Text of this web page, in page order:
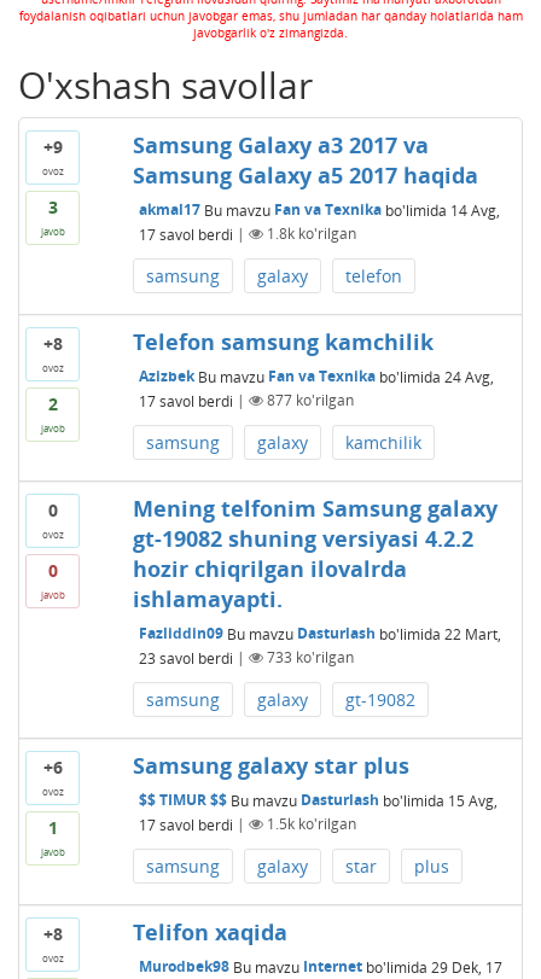
foydalanish oqibatlari uchun javobgar emas, shu jumladan har qanday holatlarida ham
javobgarlik o'z zimangizda.
O'xshash savollar
+9
ovoz
3
javob
Samsung Galaxy a3 2017 va
Samsung Galaxy a5 2017 haqida
akmal17 Bu mavzu Fan va Texnikabo'limida 14 Avg,
17 savol berdi | 1.8kko'rilgan
samsung galaxy telefon
+8
ovoz
2
javob
Telefon samsung kamchilik
Azizbek Bu mavzu Fan va Texnikabo'limida 24 Avg,
17 savol berdi | 877ko'rilgan
samsung galaxy kamchilik
0
ovoz
0
javob
Mening telfonim Samsung galaxy
gt-19082 shuning versiyasi 4.2.2
hozir chiqrilgan ilovalrda
ishlamayapti.
Fazliddin09 Bu mavzu Dasturlash bo'limida 22 Mart,
23 savol berdi | 733 ko'rilgan
samsung galaxy gt-19082
+6
ovoz
1
javob
Samsung galaxy star plus
$$ TIMUR $$ Bu mavzu Dasturlash bo'limida 15 Avg,
17 savol berdi | 1.5kko'rilgan
samsung galaxy star plus
+8
ovoz
Telifon xaqida
Murodbek98 Bu mavzu Internetbo'limida 29 Dek, 17